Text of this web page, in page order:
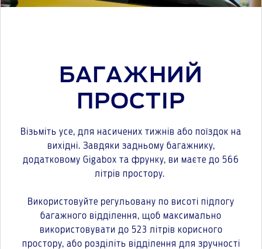
БАГАЖНИЙ
ПРОСТІР
Візьміть усе, для насичених тижнів або поїздок на
вихідні. Завдяки задньому багажнику,
додатковому Gigabox та фрунку, ви маєте до 566
літрів простору.
Використовуйте регульовану по висоті підлогу
багажного відділення, щоб максимально
використовувати до 523 літрів корисного
простору, або розділіть відділення для зручності